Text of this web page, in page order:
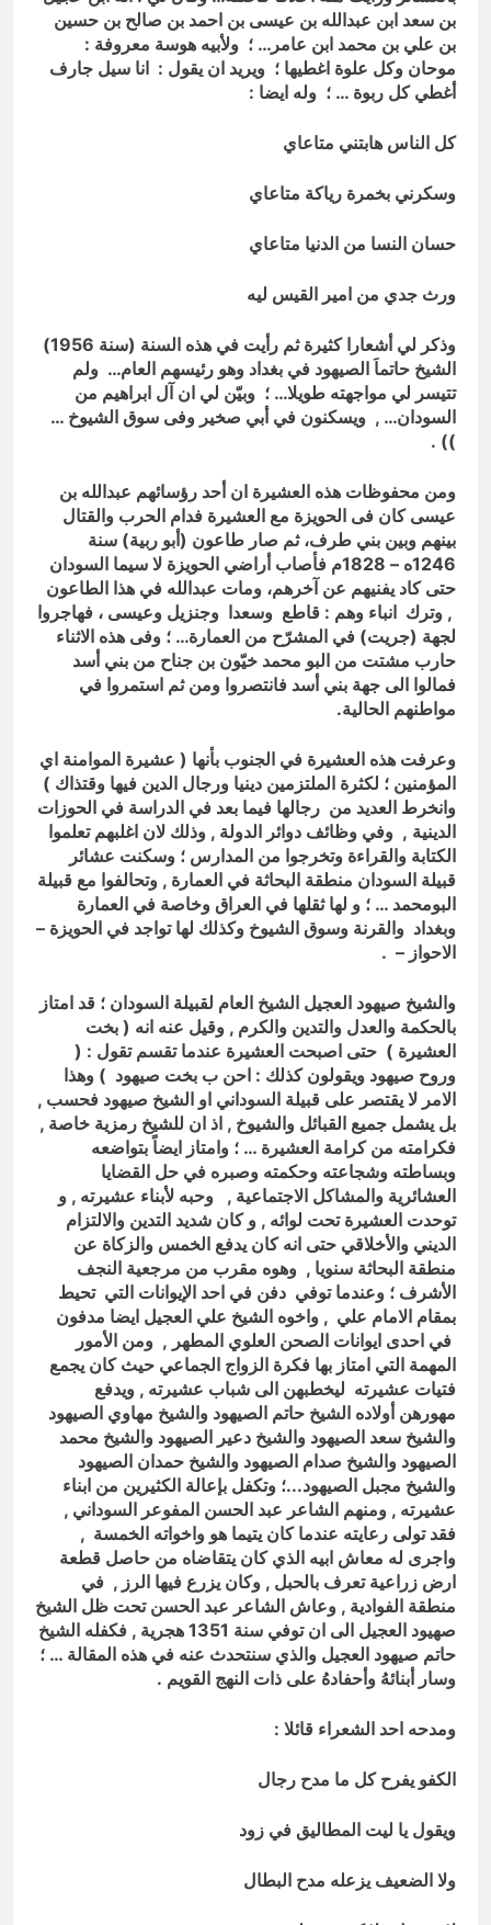
بن سعد ابن عبدالله بن عيسى بن احمد بن صالح بن حسين
بن علي بن محمد ابن عامر… ؛ ولأبيه هوسة معروفة :
موحان وكل علوة اغطيها ؛ ويريد ان يقول : انا سيل جارف
أغطي كل ربوة … ؛ وله ايضا :
كل الناس هابتني متاعاي
وسكرني بخمرة رياكة متاعاي
حسان النسا من الدنيا متاعاي
ورث جدي من امير القيس ليه
وذكر لي أشعارا كثيرة ثم رأيت في هذه السنة (سنة 1956)
الشيخ حاتماَ الصيهود في بغداد وهو رئيسهم العام… ولم
تتيسر لي مواجهته طويلا… ؛ وبيّن لي ان آل ابراهيم من
السودان… , ويسكنون في أبي صخير وفى سوق الشيوخ …
)) .
ومن محفوظات هذه العشيرة ان أحد رؤسائهم عبدالله بن
عيسى كان فى الحويزة مع العشيرة فدام الحرب والقتال
بينهم وبين بني طرف، ثم صار طاعون (أبو ربية) سنة
1246ه – 1828م فأصاب أراضي الحويزة لا سيما السودان
حتى كاد يفنيهم عن آخرهم، ومات عبدالله في هذا الطاعون
, وترك انباء وهم : قاطع وسعدا وجنزيل وعيسى ، فهاجروا
لجهة (جريت) في المشرّح من العمارة… ؛ وفى هذه الاثناء
حارب مشتت من البو محمد خيّون بن جناح من بني أسد
فمالوا الى جهة بني أسد فانتصروا ومن ثم استمروا في
مواطنهم الحالية.
وعرفت هذه العشيرة في الجنوب بأنها ( عشيرة الموامنة اي
المؤمنين ؛ لكثرة الملتزمين دينيا ورجال الدين فيها وقتذاك )
وانخرط العديد من رجالها فيما بعد في الدراسة في الحوزات
الدينية , وفي وظائف دوائر الدولة , وذلك لان اغلبهم تعلموا
الكتابة والقراءة وتخرجوا من المدارس ؛ وسكنت عشائر
قبيلة السودان منطقة البحاثة في العمارة , وتحالفوا مع قبيلة
البومحمد … ؛ و لها ثقلها في العراق وخاصة في العمارة
وبغداد والقرنة وسوق الشيوخ وكذلك لها تواجد في الحويزة –
الاحواز – .
والشيخ صيهود العجيل الشيخ العام لقبيلة السودان ؛ قد امتاز
بالحكمة والعدل والتدين والكرم , وقيل عنه انه ( بخت
العشيرة ) حتى اصبحت العشيرة عندما تقسم تقول : (
وروح صيهود ويقولون كذلك : احن ب بخت صيهود ) وهذا
الامر لا يقتصر على قبيلة السوداني او الشيخ صيهود فحسب ,
بل يشمل جميع القبائل والشيوخ , اذ ان للشيخ رمزية خاصة ,
فكرامته من كرامة العشيرة … ؛ وامتاز ايضاً بتواضعه
وبساطته وشجاعته وحكمته وصبره في حل القضايا
العشائرية والمشاكل الاجتماعية , وحبه لأبناء عشيرته , و
توحدت العشيرة تحت لوائه , و كان شديد التدين والالتزام
الديني والأخلاقي حتى انه كان يدفع الخمس والزكاة عن
منطقة البحاثة سنويا , وهوه مقرب من مرجعية النجف
الأشرف ؛ وعندما توفي دفن في احد الإيوانات التي تحيط
بمقام الامام علي , واخوه الشيخ علي العجيل ايضا مدفون
في احدى ايوانات الصحن العلوي المطهر , ومن الأمور
المهمة التي امتاز بها فكرة الزواج الجماعي حيث كان يجمع
فتيات عشيرته ليخطبهن الى شباب عشيرته , ويدفع
مهورهن أولاده الشيخ حاتم الصيهود والشيخ مهاوي الصيهود
والشيخ سعد الصيهود والشيخ دعير الصيهود والشيخ محمد
الصيهود والشيخ صدام الصيهود والشيخ حمدان الصيهود
والشيخ مجبل الصيهود...؛ وتكفل بإعالة الكثيرين من ابناء
عشيرته , ومنهم الشاعر عبد الحسن المفوعر السوداني ,
فقد تولى رعايته عندما كان يتيما هو واخواته الخمسة ,
واجرى له معاش ابيه الذي كان يتقاضاه من حاصل قطعة
ارض زراعية تعرف بالحبل , وكان يزرع فيها الرز , في
منطقة الفوادية , وعاش الشاعر عبد الحسن تحت ظل الشيخ
صهيود العجيل الى ان توفي سنة 1351 هجرية , فكفله الشيخ
حاتم صيهود العجيل والذي سنتحدث عنه في هذه المقالة … ؛
وسار أبنائهُ وأحفادهُ على ذات النهج القويم .
ومدحه احد الشعراء قائلا :
الكفو يفرح كل ما مدح رجال
ويقول يا ليت المطاليق في زود
ولا الضعيف يزعله مدح البطال